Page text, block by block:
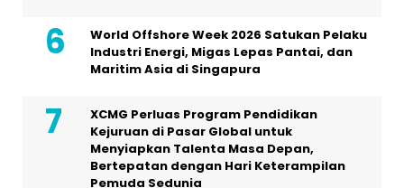
World Offshore Week 2026 Satukan Pelaku
Industri Energi, Migas Lepas Pantai, dan
Maritim Asia di Singapura
XCMG Perluas Program Pendidikan
Kejuruan di Pasar Global untuk
Menyiapkan Talenta Masa Depan,
Bertepatan dengan Hari Keterampilan
Pemuda Sedunia